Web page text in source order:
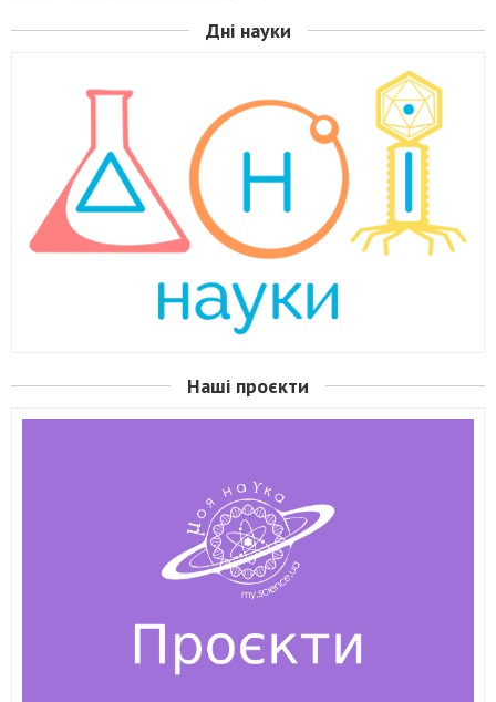
Дні науки
Наші проєкти